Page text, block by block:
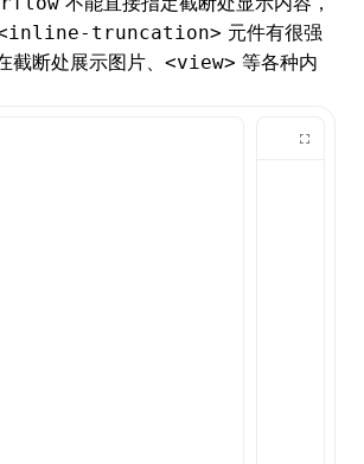
truncation> 元件有很强
截断处展示图片、 <view> 等各种内